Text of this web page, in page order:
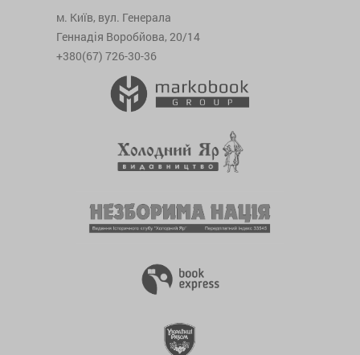
м. Київ, вул. Генерала
Геннадія Воробйова, 20/14
+380(67) 726-30-36